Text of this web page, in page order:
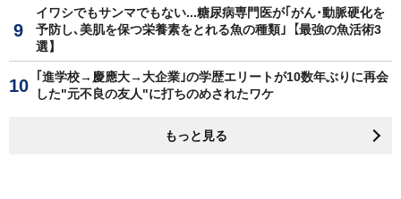
イワシでもサンマでもない...糖尿病専門医が｢がん･動脈硬化を
予防し､美肌を保つ栄養素をとれる魚の種類｣【最強の魚活術3
選】
｢進学校→慶應大→大企業｣の学歴エリートが10数年ぶりに再会
した"元不良の友人"に打ちのめされたワケ
もっと見る